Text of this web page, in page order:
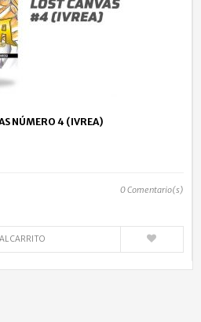
NÚMERO 4 (IVREA)
0Comentario(s)
CARRITO